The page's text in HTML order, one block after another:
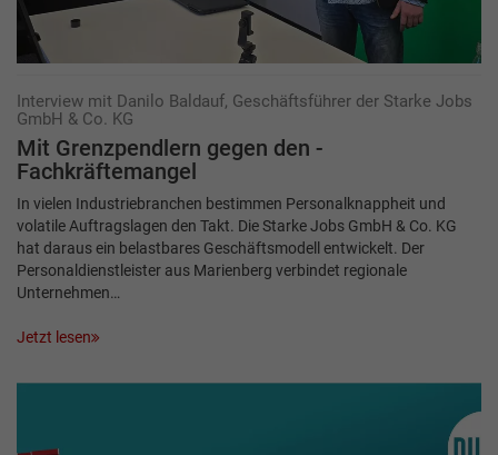
Interview mit Danilo Baldauf, Geschäftsführer der Starke Jobs
GmbH & Co. KG
Mit Grenzpendlern gegen den ­
Fachkräftemangel
In vielen Industriebranchen bestimmen Personalknappheit und
volatile Auftragslagen den Takt. Die Starke Jobs GmbH & Co. KG
hat daraus ein belastbares Geschäftsmodell entwickelt. Der
Personaldienstleister aus Marienberg verbindet regionale
Unternehmen…
Jetzt lesen